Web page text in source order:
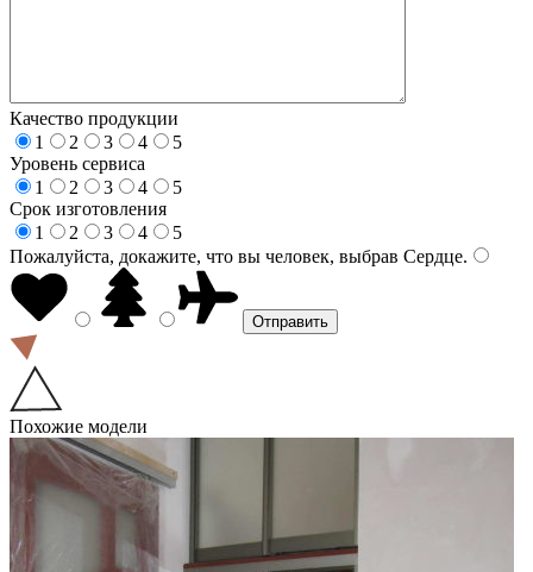
Качество продукции
1
2 3 4
5
Уровень сервиса
1
2 3 4
5
Срок изготовления
1
2 3 4
5
Пожалуйста, докажите, что вы человек, выбрав Сердце.
Похожие модели